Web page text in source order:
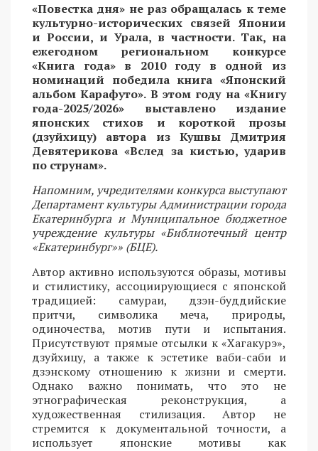
«Повестка дня» не раз обращалась к теме
культурно-исторических связей Японии
и России, и Урала, в частности. Так, на
ежегодном региональном конкурсе
«Книга года» в 2010 году в одной из
номинаций победила книга «Японский
альбом Карафуто». В этом году на «Книгу
года-2025/2026» выставлено издание
японских стихов и короткой прозы
(дзуйхицу) автора из Кушвы Дмитрия
Девятерикова «Вслед за кистью, ударив
по струнам».
Напомним, учредителями конкурса выступают
Департамент культуры Администрации города
Екатеринбурга и Муниципальное бюджетное
учреждение культуры «Библиотечный центр
«Екатеринбург»» (БЦЕ).
Автор активно используются образы, мотивы
и стилистику, ассоциирующиеся с японской
традицией: самураи, дзэн-буддийские
притчи, символика меча, природы,
одиночества, мотив пути и испытания.
Присутствуют прямые отсылки к «Хагакурэ»,
дзуйхицу, а также к эстетике ваби-саби и
дзэнскому отношению к жизни и смерти.
Однако важно понимать, что это не
этнографическая реконструкция, а
художественная стилизация. Автор не
стремится к документальной точности, а
использует японские мотивы как